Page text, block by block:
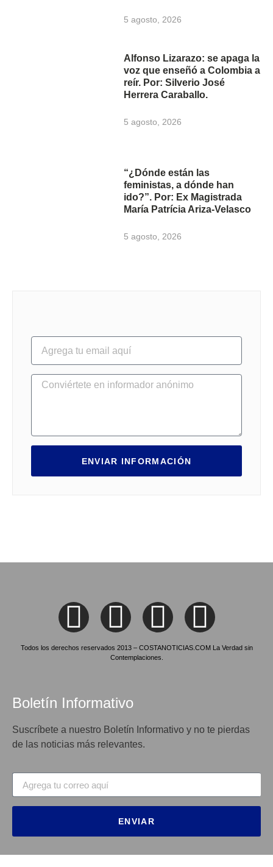
5 agosto, 2026
Alfonso Lizarazo: se apaga la
voz que enseñó a Colombia a
reír. Por: Silverio José
Herrera Caraballo.
5 agosto, 2026
“¿Dónde están las
feministas, a dónde han
ido?”. Por: Ex Magistrada
María Patrícia Ariza-Velasco
5 agosto, 2026
ENVIAR INFORMACIÓN
Todos los derechos reservados 2013 – COSTANOTICIAS.COM La Verdad sin
Contemplaciones.
Boletín Informativo
Suscríbete a nuestro Boletín Informativo y no te pierdas
de las noticias más relevantes.
ENVIAR